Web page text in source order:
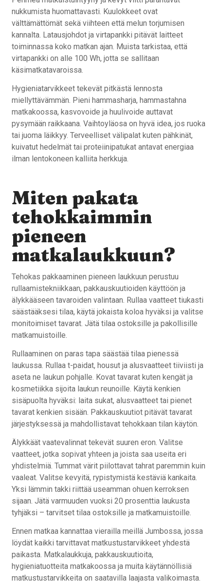
nukkumista huomattavasti. Kuulokkeet ovat
välttämättömät sekä viihteen että melun torjumisen
kannalta. Latausjohdot ja virtapankki pitävät laitteet
toiminnassa koko matkan ajan. Muista tarkistaa, että
virtapankki on alle 100 Wh, jotta se sallitaan
käsimatkatavaroissa.
Hygieniatarvikkeet tekevät pitkästä lennosta
miellyttävämmän. Pieni hammasharja, hammastahna
matkakoossa, kasvovoide ja huulivoide auttavat
pysymään raikkaana. Vaihtoyläosa on hyvä idea, jos ruoka
tai juoma läikkyy. Terveelliset välipalat kuten pähkinät,
kuivatut hedelmät tai proteiinipatukat antavat energiaa
ilman lentokoneen kalliita herkkuja.
Miten pakata
tehokkaimmin
pieneen
matkalaukkuun?
Tehokas pakkaaminen pieneen laukkuun perustuu
rullaamistekniikkaan, pakkauskuutioiden käyttöön ja
älykkääseen tavaroiden valintaan. Rullaa vaatteet tiukasti
säästääksesi tilaa, käytä jokaista koloa hyväksi ja valitse
monitoimiset tavarat. Jätä tilaa ostoksille ja pakollisille
matkamuistoille.
Rullaaminen on paras tapa säästää tilaa pienessä
laukussa. Rullaa t-paidat, housut ja alusvaatteet tiiviisti ja
aseta ne laukun pohjalle. Kovat tavarat kuten kengät ja
kosmetiikka sijoita laukun reunoille. Käytä kenkien
sisäpuolta hyväksi: laita sukat, alusvaatteet tai pienet
tavarat kenkien sisään. Pakkauskuutiot pitävät tavarat
järjestyksessä ja mahdollistavat tehokkaan tilan käytön.
Älykkäät vaatevalinnat tekevät suuren eron. Valitse
vaatteet, jotka sopivat yhteen ja joista saa useita eri
yhdistelmiä. Tummat värit piilottavat tahrat paremmin kuin
vaaleat. Valitse kevyitä, rypistymistä kestäviä kankaita.
Yksi lämmin takki riittää useamman ohuen kerroksen
sijaan. Jätä varmuuden vuoksi 20 prosenttia laukusta
tyhjäksi – tarvitset tilaa ostoksille ja matkamuistoille.
Ennen matkaa kannattaa vierailla meillä Jumbossa, jossa
löydät kaikki tarvittavat matkustustarvikkeet yhdestä
paikasta. Matkalaukkuja, pakkauskuutioita,
hygieniatuotteita matkakoossa ja muita käytännöllisiä
matkustustarvikkeita on saatavilla laajasta valikoimasta.